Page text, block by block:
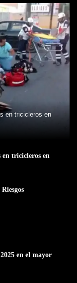
en tricicleros en
en tricicleros en
en el mayor